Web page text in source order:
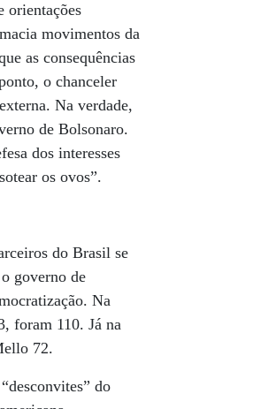
orientações
movimentos da
as consequências
o chanceler
Na verdade,
de Bolsonaro.
dos interesses
os ovos”.
do Brasil se
governo de
Na
foram 110. Já na
72.
do